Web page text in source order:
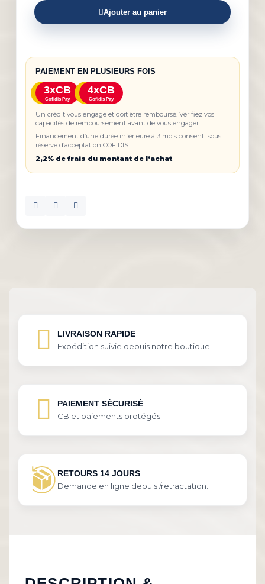
Ajouter au panier
PAIEMENT EN PLUSIEURS FOIS
3xCB
Cofidis Pay
4xCB
Cofidis Pay
Un crédit vous engage et doit être remboursé. Vérifiez vos
capacités de remboursement avant de vous engager.
Financement d’une durée inférieure à 3 mois consenti sous
réserve d’acceptation COFIDIS.
2,2% de frais du montant de l’achat
LIVRAISON RAPIDE
Expédition suivie depuis notre boutique.
PAIEMENT SÉCURISÉ
CB et paiements protégés.
RETOURS 14 JOURS
Demande en ligne depuis /retractation.